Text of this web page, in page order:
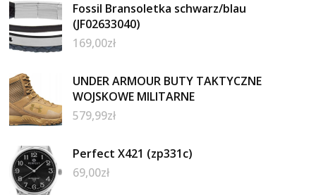
Fossil Bransoletka schwarz/blau
(JF02633040)
169,00zł
UNDER ARMOUR BUTY TAKTYCZNE
WOJSKOWE MILITARNE
579,99zł
Perfect X421 (zp331c)
69,00zł